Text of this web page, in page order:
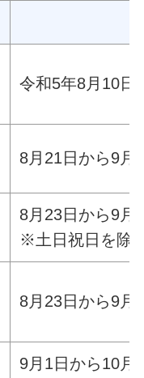
令和5年8月10日
8月21日から9月
8月23日から9月
※土日祝日を除
8月23日から9月
9月1日から10月